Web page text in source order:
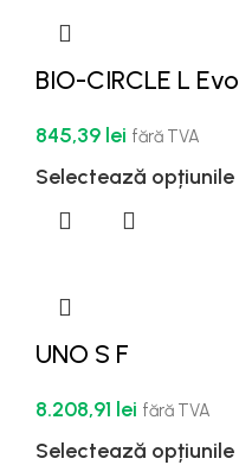
BIO-CIRCLE L Evo
845,39 lei fără TVA
Selectează opțiunile
UNO S F
8.208,91 lei fără TVA
Selectează opțiunile